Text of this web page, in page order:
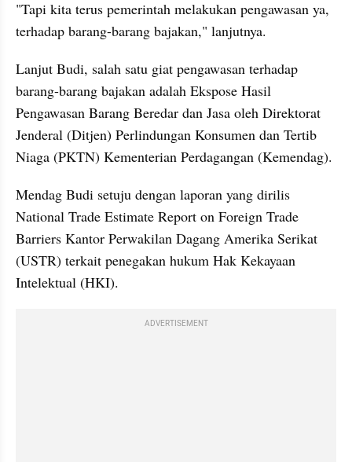
"Tapi kita terus pemerintah melakukan pengawasan ya,
terhadap barang-barang bajakan," lanjutnya.
Lanjut Budi, salah satu giat pengawasan terhadap
barang-barang bajakan adalah Ekspose Hasil
Pengawasan Barang Beredar dan Jasa oleh Direktorat
Jenderal (Ditjen) Perlindungan Konsumen dan Tertib
Niaga (PKTN) Kementerian Perdagangan (Kemendag).
Mendag Budi setuju dengan laporan yang dirilis
National Trade Estimate Report on Foreign Trade
Barriers Kantor Perwakilan Dagang Amerika Serikat
(USTR) terkait penegakan hukum Hak Kekayaan
Intelektual (HKI).
ADVERTISEMENT